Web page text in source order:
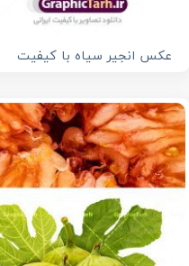
عکس انجیر سیاه با کیفیت